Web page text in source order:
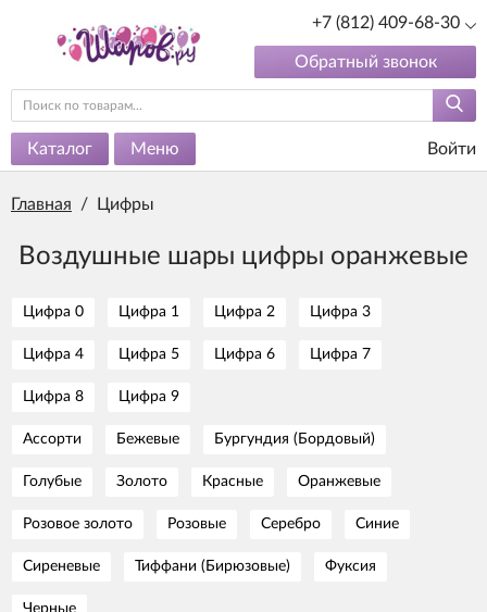
+7 (812) 409-68-30
Обратный звонок
Каталог Меню Войти
Главная / Цифры
Воздушные шары цифры оранжевые
Цифра 0 Цифра 1 Цифра 2 Цифра 3
Цифра 4 Цифра 5 Цифра 6 Цифра 7
Цифра 8 Цифра 9
Ассорти Бежевые Бургундия (Бордовый)
Голубые Золото Красные Оранжевые
Розовое золото Розовые Серебро Синие
Сиреневые Тиффани (Бирюзовые) Фуксия
Черные